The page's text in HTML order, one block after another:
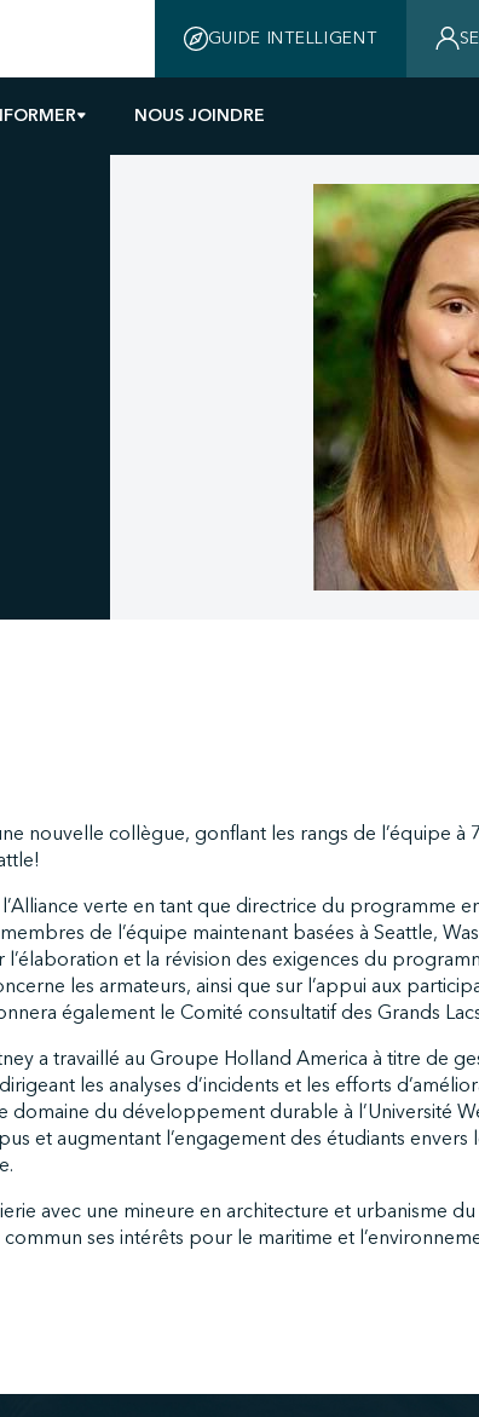
NOUS JOINDRE
GUIDE INTELLIGENT
nouvelle collègue, gonflant les rangs de l’équipe à 7
verte en tant que directrice du programme
de l’équipe maintenant basées à Seattle,
et la révision des exigences du
les armateurs, ainsi que sur l’appui aux
également le Comité consultatif des Grands
a travaillé au Groupe Holland America à titre de
les analyses d’incidents et les efforts
domaine du développement durable à l’Université
et augmentant l’engagement des étudiants envers
avec une mineure en architecture et urbanisme du
ses intérêts pour le maritime et